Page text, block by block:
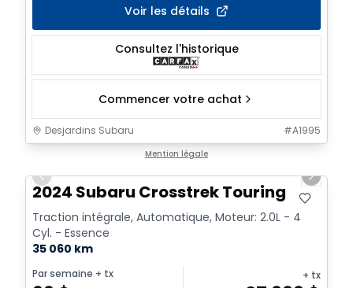
Voir les détails
Consultez l'historique
Commencer votre achat
Desjardins Subaru #A1995
Mention légale
Previous slide
Next
2024 Subaru Crosstrek Touring
Traction intégrale, Automatique, Moteur: 2.0L - 4
Cyl. - Essence
35 060 km
Par semaine + tx + tx